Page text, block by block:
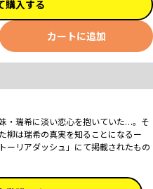
購入する
カートに追加
・瑞希に淡い恋心を抱いていた…。そ
柳は瑞希の真実を知ることになるー
ーリアダッシュ」にて掲載されたもの